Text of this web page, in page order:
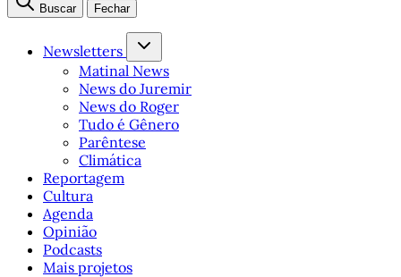
Buscar Fechar
Newsletters
Matinal News
News do Juremir
News do Roger
Tudo é Gênero
Parêntese
Climática
Reportagem
Cultura
Agenda
Opinião
Podcasts
Mais projetos